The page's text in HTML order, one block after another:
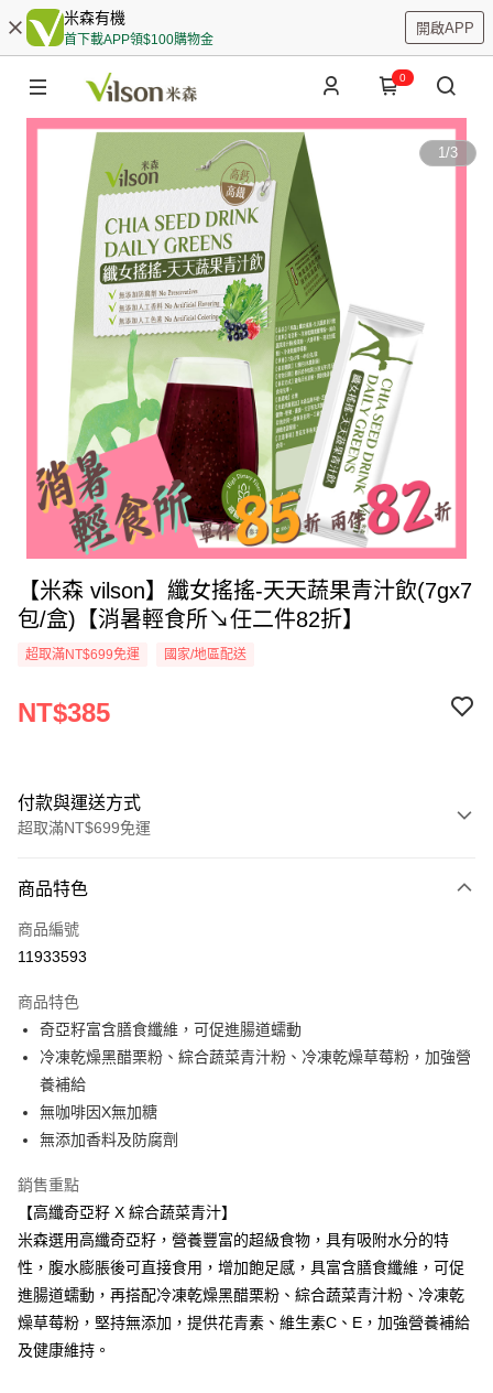
米森有機
首下載APP領$100購物金
開啟APP
0
1/3
【米森 vilson】纖女搖搖-天天蔬果青汁飲(7gx7
包/盒)【消暑輕食所↘任二件82折】
超取滿NT$699免運 國家/地區配送
NT$385
付款與運送方式
超取滿NT$699免運
信用卡一次付款
超商取貨付款
Apple Pay
街口支付
悠遊付
Google Pay
大哥付你分期
相關說明
【大哥付你分期使用說明】
1.本服務由台灣大哥大提供，台灣大哥大用戶可立即使用無須另外申請。
2.付款方式選擇「大哥付你分期」，訂單成立後會自動跳轉到大哥付的交易
流程，驗證手機門號後，選擇欲分期的期數、繳款截止日，確認付款後即完
成交易。
4.訂單成立30分鐘內，如未前往確認交易或遇審核未通過，訂單將自動取
【關於「AFTEE先享後付」】
AFTEE先享後付是「在收到商品之後才付款」的支付方式。 讓您購物簡單
便利好安心！
ATM付款
商品特色
商品編號
11933593
商品特色
奇亞籽富含膳食纖維，可促進腸道蠕動
冷凍乾燥黑醋栗粉、綜合蔬菜青汁粉、冷凍乾燥草莓粉，加強營
養補給
無咖啡因X無加糖
無添加香料及防腐劑
銷售重點
【高纖奇亞籽 X 綜合蔬菜青汁】
米森選用高纖奇亞籽，營養豐富的超級食物，具有吸附水分的特
性，腹水膨脹後可直接食用，增加飽足感，具富含膳食纖維，可促
進腸道蠕動，再搭配冷凍乾燥黑醋栗粉、綜合蔬菜青汁粉、冷凍乾
燥草莓粉，堅持無添加，提供花青素、維生素C、E，加強營養補給
及健康維持。